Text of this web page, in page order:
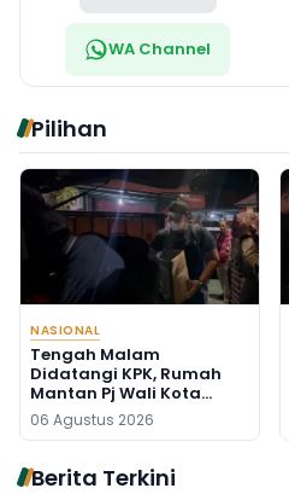
WA Channel
Pilihan
NASIONAL
Tengah Malam
Didatangi KPK, Rumah
Mantan Pj Wali Kota
Digeledah, Empat Koper
Dibawa
06 Agustus 2026
Berita Terkini